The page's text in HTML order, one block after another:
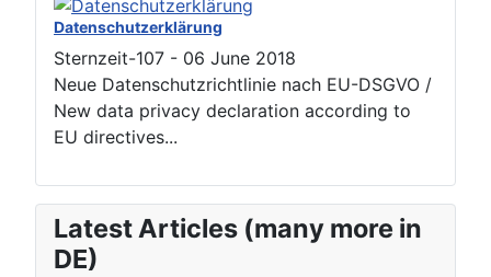
Datenschutzerklärung
Sternzeit-107 - 06 June 2018
Neue Datenschutzrichtlinie nach EU-DSGVO /
New data privacy declaration according to
EU directives...
Latest Articles (many more in
DE)